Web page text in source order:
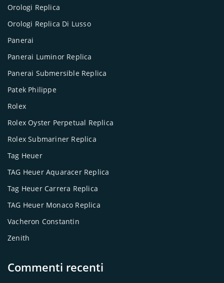
Orologi Replica
Orologi Replica Di Lusso
Panerai
Panerai Luminor Replica
Panerai Submersible Replica
Patek Philippe
Rolex
Rolex Oyster Perpetual Replica
Rolex Submariner Replica
Tag Heuer
TAG Heuer Aquaracer Replica
Tag Heuer Carrera Replica
TAG Heuer Monaco Replica
Vacheron Constantin
Zenith
Commenti recenti